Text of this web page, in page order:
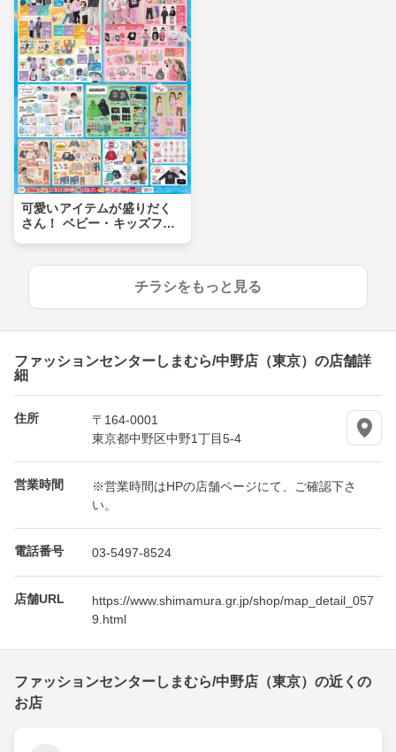
可愛いアイテムが盛りだく
さん！ ベビー・キッズフェ
チラシをもっと見る
ファッションセンターしまむら/中野店（東京）の店舗詳
細
住所
〒164-0001
東京都中野区中野1丁目5-4
営業時間
※営業時間はHPの店舗ページにて、ご確認下さ
い。
電話番号 03-5497-8524
店舗URL
https://www.shimamura.gr.jp/shop/map_detail_057
9.html
ファッションセンターしまむら/中野店（東京）の近くの
お店